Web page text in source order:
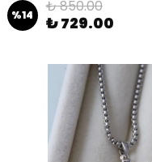
%14 ₺ 850.00
₺ 729.00